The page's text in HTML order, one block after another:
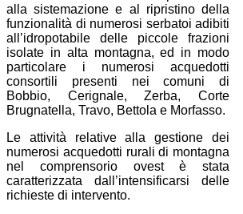
alla sistemazione e al ripristino della
funzionalità di numerosi serbatoi adibiti
all’idropotabile delle piccole frazioni
isolate in alta montagna, ed in modo
particolare i numerosi acquedotti
consortili presenti nei comuni di
Bobbio, Cerignale, Zerba, Corte
Brugnatella, Travo, Bettola e Morfasso.
Le attività relative alla gestione dei
numerosi acquedotti rurali di montagna
nel comprensorio ovest è stata
caratterizzata dall’intensificarsi delle
richieste di intervento.